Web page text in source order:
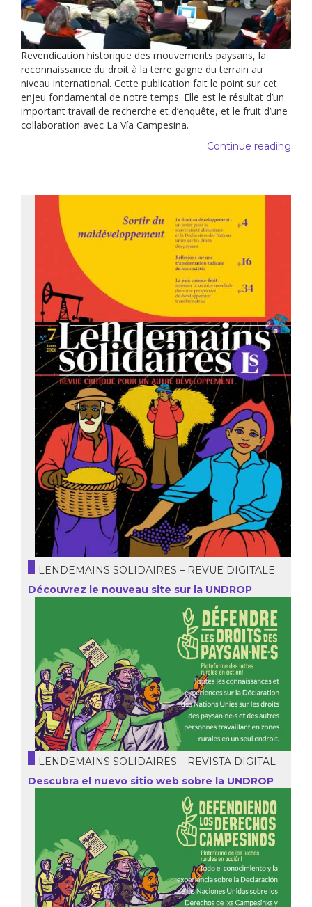
Revendication historique des mouvements paysans, la
reconnaissance du droit à la terre gagne du terrain au
niveau international. Cette publication fait le point sur cet
enjeu fondamental de notre temps. Elle est le résultat d’un
important travail de recherche et d’enquête, et le fruit d’une
collaboration avec La Vía Campesina.
Continue reading
LENDEMAINS SOLIDAIRES – REVUE DIGITALE
Découvrez le nouveau site sur la UNDROP
LENDEMAINS SOLIDAIRES – REVISTA DIGITAL
Descubra el nuevo sitio web sobre la UNDROP